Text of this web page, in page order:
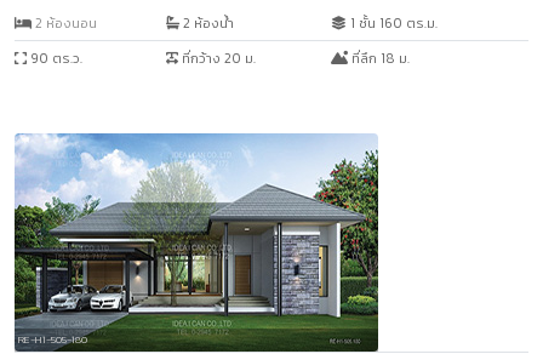
2 ห้องนอน 2 ห้องน้ำ
1 ชั้น 160 ตร.ม.
90 ตร.ว.
ที่กว้าง 20 ม. ที่ลึก 18 ม.
RE-H1-505-180